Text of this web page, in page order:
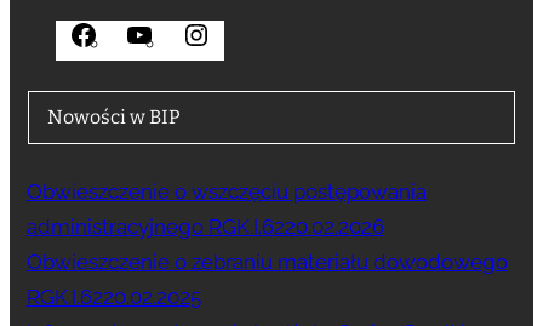
F
c
e
Y
u
T
u
e
t
Nowości w BIP
Obwieszczenie o wszczęciu postępowania
administracyjnego RGK.I.6220.02.2026
Obwieszczenie o zebraniu materiału dowodowego
RGK.I.6220.02.2025